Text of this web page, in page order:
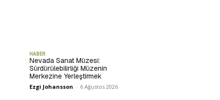
HABER
Nevada Sanat Müzesi:
Sürdürülebilirliği Müzenin
Merkezine Yerleştirmek
Ezgi Johansson - 6 Ağustos 2026